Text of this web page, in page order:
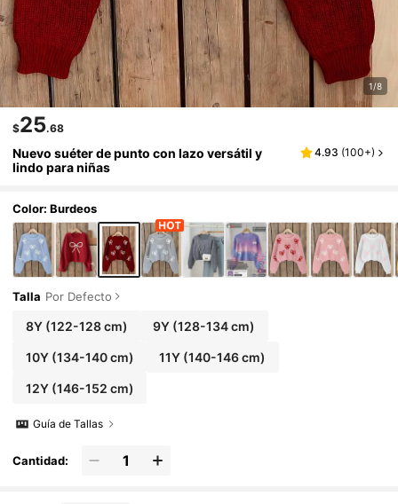
1/8
$25.68
Nuevo suéter de punto con lazo versátil y
lindo para niñas
4.93 (100+)
Color: Burdeos
Talla Por Defecto
8Y(122-128 cm) 9Y (128-134 cm)
10Y(134-140 cm) 11Y (140-146 cm)
12Y(146-152 cm)
Guía de Tallas
Cantidad: